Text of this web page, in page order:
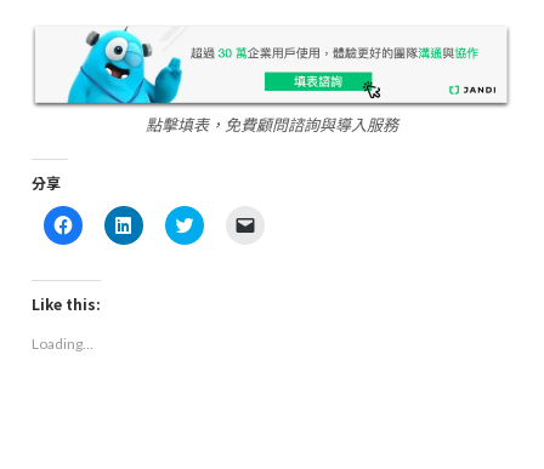
點擊填表，免費顧問諮詢與導入服務
分享
Click
to
Facebook
(Opens
in
window)
Click
to
Click
to
Like this:
Loading...